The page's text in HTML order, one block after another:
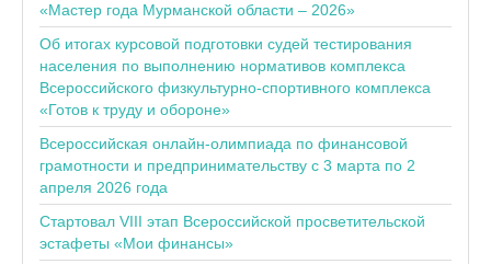
«Мастер года Мурманской области – 2026»
Об итогах курсовой подготовки судей тестирования
населения по выполнению нормативов комплекса
Всероссийского физкультурно-спортивного комплекса
«Готов к труду и обороне»
Всероссийская онлайн-олимпиада по финансовой
грамотности и предпринимательству с 3 марта по 2
апреля 2026 года
Стартовал VIII этап Всероссийской просветительской
эстафеты «Мои финансы»